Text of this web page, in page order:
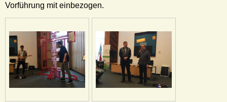
Vorführung mit einbezogen.